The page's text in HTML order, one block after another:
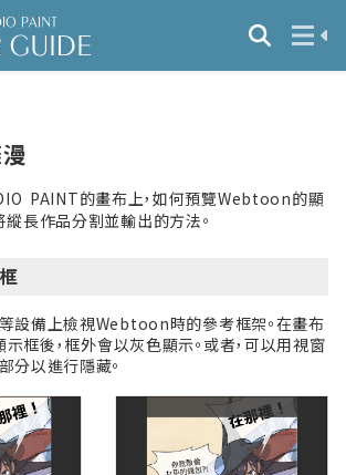
PAINT的畫布上，如何預覽Webtoon的顯
縱長作品分割並輸出的方法。
設備上檢視Webtoon時的參考框架。在畫布
框後，框外會以灰色顯示。或者，可以用視窗
分以進行隱藏。